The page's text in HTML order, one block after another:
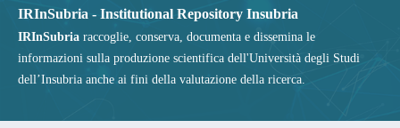
IRInSubria - Institutional Repository Insubria
IRInSubria raccoglie, conserva, documenta e dissemina le
informazioni sulla produzione scientifica dell'Università degli Studi
dell’Insubria anche ai fini della valutazione della ricerca.